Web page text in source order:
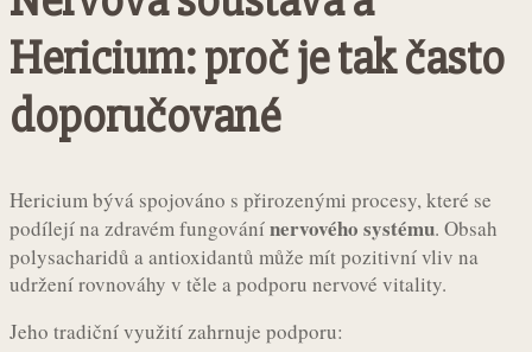
Hericium: proč je tak často
doporučované
Hericium bývá spojováno s přirozenými procesy, které se
podílejí na zdravém fungovánínervového systému. Obsah
polysacharidů a antioxidantů může mít pozitivní vliv na
udržení rovnováhy v těle a podporu nervové vitality.
Jeho tradiční využití zahrnuje podporu: